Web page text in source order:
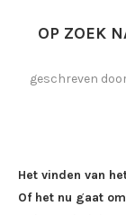
OP ZOEK
geschreven
Het vinden van
Of het nu gaat